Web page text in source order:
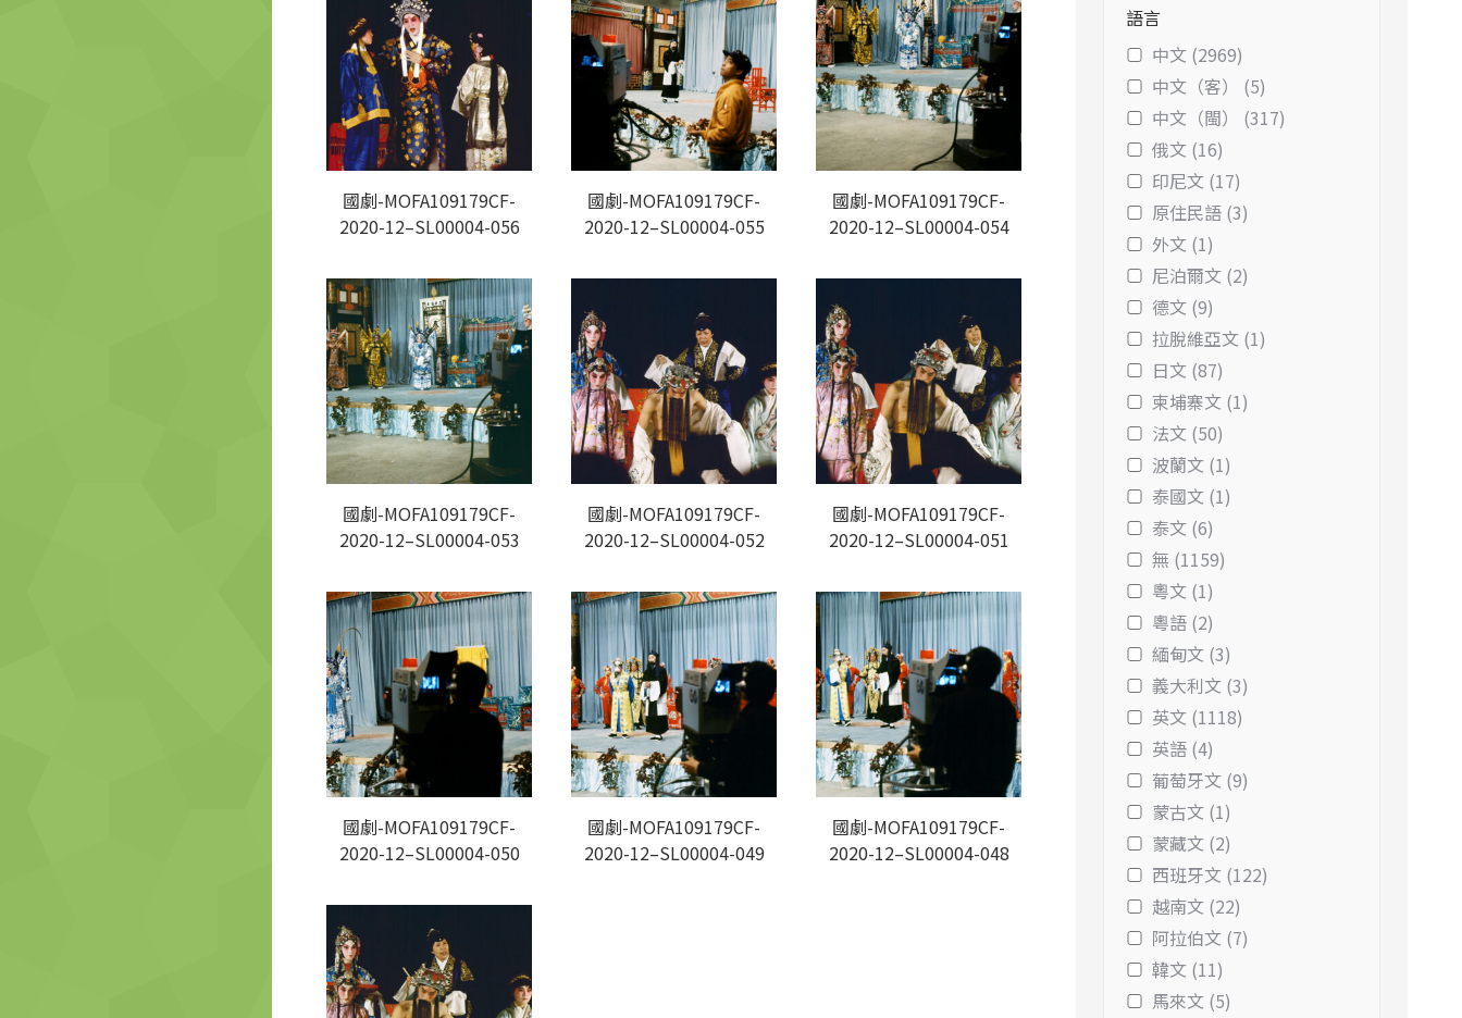
國劇-MOFA109179CF-
2020-12–SL00004-056
國劇-MOFA109179CF-
2020-12–SL00004-055
國劇-MOFA109179CF-
2020-12–SL00004-054
國劇-MOFA109179CF-
2020-12–SL00004-053
國劇-MOFA109179CF-
2020-12–SL00004-052
國劇-MOFA109179CF-
2020-12–SL00004-051
國劇-MOFA109179CF-
2020-12–SL00004-050
國劇-MOFA109179CF-
2020-12–SL00004-049
國劇-MOFA109179CF-
2020-12–SL00004-048
語言
中文 (2969)
中文（客） (5)
中文（閩） (317)
俄文 (16)
印尼文 (17)
原住民語 (3)
外文 (1)
尼泊爾文 (2)
德文 (9)
拉脫維亞文 (1)
日文 (87)
柬埔寨文 (1)
法文 (50)
波蘭文 (1)
泰國文 (1)
泰文 (6)
無 (1159)
粵文 (1)
粵語 (2)
緬甸文 (3)
義大利文 (3)
英文 (1118)
英語 (4)
葡萄牙文 (9)
蒙古文 (1)
蒙藏文 (2)
西班牙文 (122)
越南文 (22)
阿拉伯文 (7)
韓文 (11)
馬來文 (5)